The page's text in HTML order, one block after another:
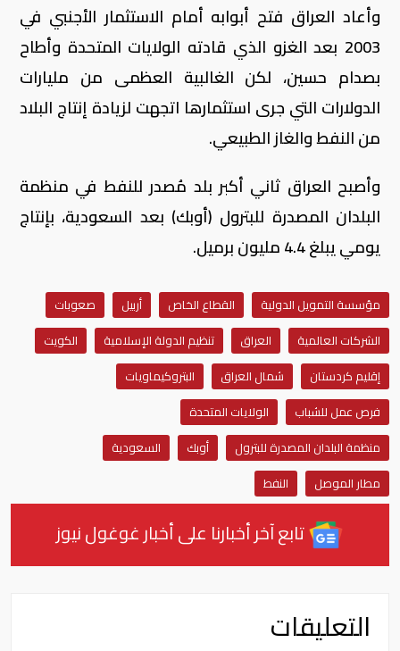
وأعاد العراق فتح أبوابه أمام الاستثمار الأجنبي في
2003 بعد الغزو الذي قادته الولايات المتحدة وأطاح
بصدام حسين، لكن الغالبية العظمى من مليارات
الدولارات التي جرى استثمارها اتجهت لزيادة إنتاج البلاد
من النفط والغاز الطبيعي.
وأصبح العراق ثاني أكبر بلد مُصدر للنفط في منظمة
البلدان المصدرة للبترول (أوبك) بعد السعودية، بإنتاج
يومي يبلغ 4.4 مليون برميل.
مؤسسة التمويل الدولية القطاع الخاص أربيل
صعوبات
الشركات العالمية
العراق تنظيم الدولة الإسلامية
الكويت
إقليم كردستان
شمال العراق
البتروكيماويات
فرص عمل للشباب
الولايات المتحدة
منظمة البلدان المصدرة للبترول
أوبك
السعودية
مطار الموصل
النفط
تابع آخر أخبارنا على أخبار غوغول نيوز
التعليقات